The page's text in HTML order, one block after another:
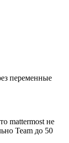
переменные
mattermost не
Team до 50